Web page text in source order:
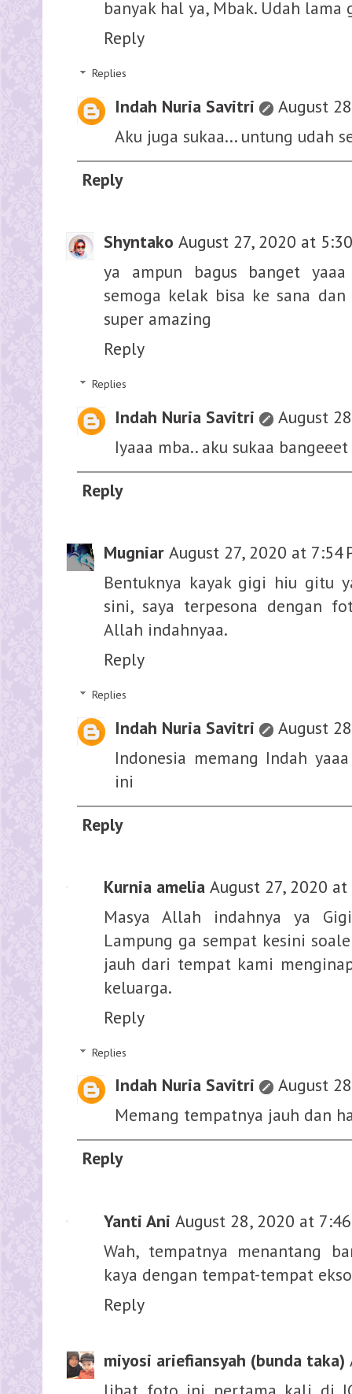
banyak hal ya, Mbak. Udah lama
Reply
Replies
Indah Nuria Savitri
August
Aku juga sukaa... untung udah
Reply
Shyntako August 27, 2020 at
ya ampun bagus banget
semoga kelak bisa ke sana
super amazing
Reply
Replies
Indah Nuria Savitri
August
Iyaaa mba.. aku sukaa bangeeet
Reply
Mugniar August 27, 2020 at 7:54
Bentuknya kayak gigi hiu gitu
sini, saya terpesona dengan
Allah indahnyaa.
Reply
Replies
Indah Nuria Savitri
August
Indonesia memang Indah
ini
Reply
Kurnia amelia August 27, 2020 at
Masya Allah indahnya ya
Lampung ga sempat kesini
jauh dari tempat kami
keluarga.
Reply
Replies
Indah Nuria Savitri
August
Memang tempatnya jauh dan
Reply
Yanti Ani August 28, 2020 at
Wah, tempatnya menantang
kaya dengan tempat-tempat
Reply
miyosi ariefiansyah (bunda taka)